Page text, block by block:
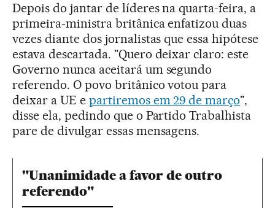
Depois do jantar de líderes na quarta-feira, a
primeira-ministra britânica enfatizou duas
vezes diante dos jornalistas que essa hipótese
estava descartada. "Quero deixar claro: este
Governo nunca aceitará um segundo
referendo. O povo britânico votou para
deixar a UE e partiremos em 29 de março",
disse ela, pedindo que o Partido Trabalhista
pare de divulgar essas mensagens.
"Unanimidade a favor de outro
referendo"